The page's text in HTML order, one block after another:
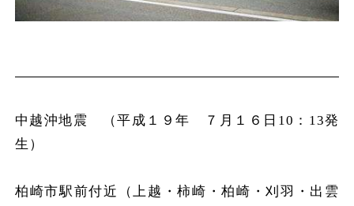
中越沖地震 （平成１９年 ７月１６日10：13発
生）
柏崎市駅前付近（上越・柿崎・柏崎・刈羽・出雲